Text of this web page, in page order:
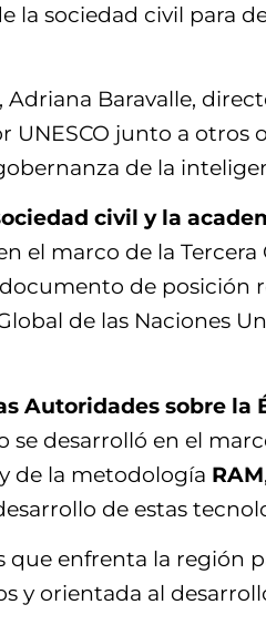
sociedad civil para
Baravalle,
junto a
de la
civil y la
el marco de la
de posición
de las Naciones
Autoridades sobre la
se desarrolló en el
de la metodología RAM
de estas
que enfrenta la
y orientada al